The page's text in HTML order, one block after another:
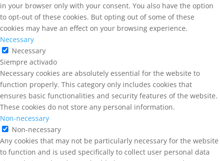
in your browser only with your consent. You also have the option
to opt-out of these cookies. But opting out of some of these
cookies may have an effect on your browsing experience.
Necessary
Necessary
Siempre activado
Necessary cookies are absolutely essential for the website to
function properly. This category only includes cookies that
ensures basic functionalities and security features of the website.
These cookies do not store any personal information.
Non-necessary
Non-necessary
Any cookies that may not be particularly necessary for the website
to function and is used specifically to collect user personal data